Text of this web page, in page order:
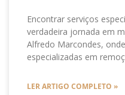
Encontrar serviços
verdadeira jornada em
Alfredo Marcondes,
especializadas em
LER ARTIGO COMPLETO »